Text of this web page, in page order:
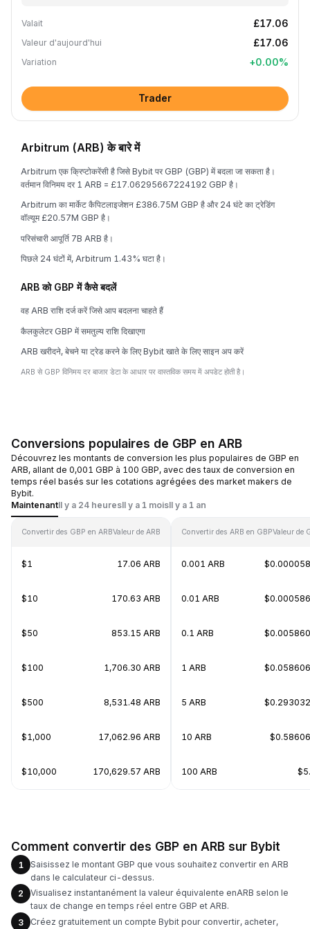
Valait £17.06
Valeur d'aujourd'hui £17.06
Variation +0.00%
Trader
Arbitrum (ARB) के बारे में
Arbitrum एक क्रिप्टोकरेंसी है जिसे Bybit पर GBP (GBP) में बदला जा सकता है।
वर्तमान विनिमय दर 1 ARB = £17.06295667224192 GBP है।
Arbitrum का मार्केट कैपिटलाइजेशन £386.75M GBP है और 24 घंटे का ट्रेडिंग
वॉल्यूम £20.57M GBP है।
परिसंचारी आपूर्ति 7B ARB है।
पिछले 24 घंटों में, Arbitrum 1.43% घटा है।
ARB को GBP में कैसे बदलें
वह ARB राशि दर्ज करें जिसे आप बदलना चाहते हैं
कैलकुलेटर GBP में समतुल्य राशि दिखाएगा
ARB खरीदने, बेचने या ट्रेड करने के लिए Bybit खाते के लिए साइन अप करें
ARB से GBP विनिमय दर बाजार डेटा के आधार पर वास्तविक समय में अपडेट होती है।
Conversions populaires de GBP en ARB
Découvrez les montants de conversion les plus populaires de GBP en
ARB, allant de 0,001 GBP à 100 GBP, avec des taux de conversion en
temps réel basés sur les cotations agrégées des market makers de
Bybit.
MaintenantIl y a 24 heuresIl y a 1 moisIl y a 1 an
Convertir des GBP en ARBValeur de ARB
$1 17.06 ARB
$10 170.63 ARB
$50 853.15 ARB
$100 1,706.30 ARB
$500 8,531.48 ARB
$1,000 17,062.96 ARB
$10,000 170,629.57 ARB
Convertir des ARB en GBPValeur de
0.001 ARB
0.01 ARB
0.1 ARB
1 ARB
5 ARB
10 ARB
100 ARB
Comment convertir des GBP en ARB sur Bybit
1
Saisissez le montant GBP que vous souhaitez convertir en ARB
dans le calculateur ci-dessus.
2
Visualisez instantanément la valeur équivalente enARB selon le
taux de change en temps réel entre GBP et ARB.
3
Créez gratuitement un compte Bybit pour convertir, acheter,